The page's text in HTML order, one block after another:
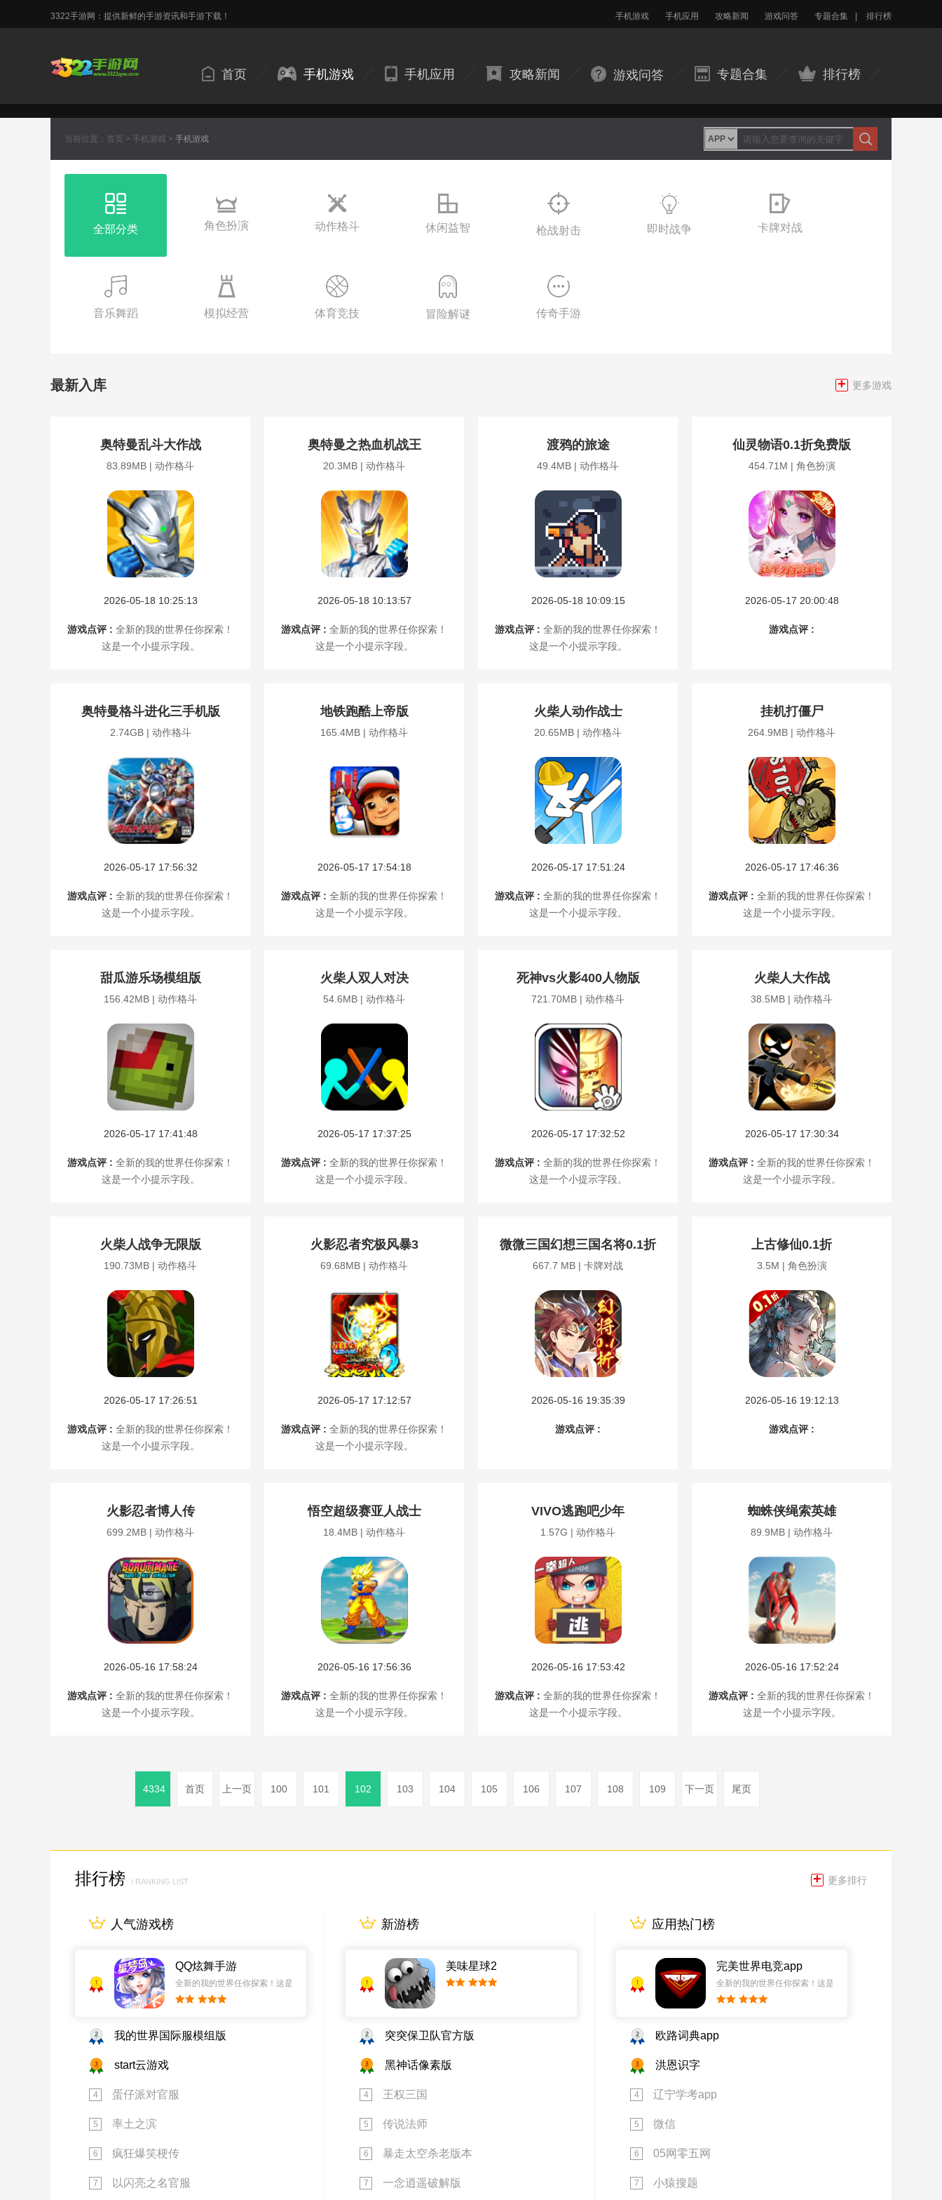
3322手游网：提供新鲜的手游资讯和手游下载！ 手机游戏 手机应用 攻略新闻 游戏问答 专题合集 排行榜
首页 手机游戏 手机应用 攻略新闻 游戏问答 专题合集 排行榜
当前位置： 首页 > 手机游戏 > 手机游戏
全部分类 角色扮演 动作格斗 休闲益智 枪战射击 即时战争 卡牌对战
音乐舞蹈 模拟经营 体育竞技 冒险解谜 传奇手游
最新入库 + 更多游戏
奥特曼乱斗大作战
83.89MB | 动作格斗
2026-05-18 10:25:13
游戏点评 : 全新的我的世界任你探索！
这是一个小提示字段。
奥特曼之热血机战王
20.3MB | 动作格斗
2026-05-18 10:13:57
游戏点评 : 全新的我的世界任你探索！
这是一个小提示字段。
渡鸦的旅途
49.4MB | 动作格斗
2026-05-18 10:09:15
游戏点评 : 全新的我的世界任你探索！
这是一个小提示字段。
仙灵物语0.1折免费版
454.71M | 角色扮演
2026-05-17 20:00:48
游戏点评 :
奥特曼格斗进化三手机版
2.74GB | 动作格斗
2026-05-17 17:56:32
游戏点评 : 全新的我的世界任你探索！
这是一个小提示字段。
地铁跑酷上帝版
165.4MB | 动作格斗
2026-05-17 17:54:18
游戏点评 : 全新的我的世界任你探索！
这是一个小提示字段。
火柴人动作战士
20.65MB | 动作格斗
2026-05-17 17:51:24
游戏点评 : 全新的我的世界任你探索！
这是一个小提示字段。
挂机打僵尸
264.9MB | 动作格斗
2026-05-17 17:46:36
游戏点评 : 全新的我的世界任你探索！
这是一个小提示字段。
甜瓜游乐场模组版
156.42MB | 动作格斗
2026-05-17 17:41:48
游戏点评 : 全新的我的世界任你探索！
这是一个小提示字段。
火柴人双人对决
54.6MB | 动作格斗
2026-05-17 17:37:25
游戏点评 : 全新的我的世界任你探索！
这是一个小提示字段。
死神vs火影400人物版
721.70MB | 动作格斗
2026-05-17 17:32:52
游戏点评 : 全新的我的世界任你探索！
这是一个小提示字段。
火柴人大作战
38.5MB | 动作格斗
2026-05-17 17:30:34
游戏点评 : 全新的我的世界任你探索！
这是一个小提示字段。
火柴人战争无限版
190.73MB | 动作格斗
2026-05-17 17:26:51
游戏点评 : 全新的我的世界任你探索！
这是一个小提示字段。
火影忍者究极风暴3
69.68MB | 动作格斗
2026-05-17 17:12:57
游戏点评 : 全新的我的世界任你探索！
这是一个小提示字段。
微微三国幻想三国名将0.1折
667.7 MB | 卡牌对战
2026-05-16 19:35:39
游戏点评 :
上古修仙0.1折
3.5M | 角色扮演
2026-05-16 19:12:13
游戏点评 :
火影忍者博人传
699.2MB | 动作格斗
2026-05-16 17:58:24
游戏点评 : 全新的我的世界任你探索！
这是一个小提示字段。
悟空超级赛亚人战士
18.4MB | 动作格斗
2026-05-16 17:56:36
游戏点评 : 全新的我的世界任你探索！
这是一个小提示字段。
VIVO逃跑吧少年
1.57G | 动作格斗
2026-05-16 17:53:42
游戏点评 : 全新的我的世界任你探索！
这是一个小提示字段。
蜘蛛侠绳索英雄
89.9MB | 动作格斗
2026-05-16 17:52:24
游戏点评 : 全新的我的世界任你探索！
这是一个小提示字段。
4334 首页 上一页 100 101 102 103 104 105 106 107 108 109 下一页 尾页
排行榜 / RANKING LIST + 更多排行
人气游戏榜
1
QQ炫舞手游
全新的我的世界任你探索！这是一个小提示字段。
2 我的世界国际服模组版
3 start云游戏
4 蛋仔派对官服
5 率土之滨
6 疯狂爆笑梗传
7 以闪亮之名官服
新游榜
1
美味星球2
2 突突保卫队官方版
3 黑神话像素版
4 王权三国
5 传说法师
6 暴走太空杀老版本
7 一念逍遥破解版
应用热门榜
1
完美世界电竞app
全新的我的世界任你探索！这是一个小提示字段。
2 欧路词典app
3 洪恩识字
4 辽宁学考app
5 微信
6 05网零五网
7 小猿搜题